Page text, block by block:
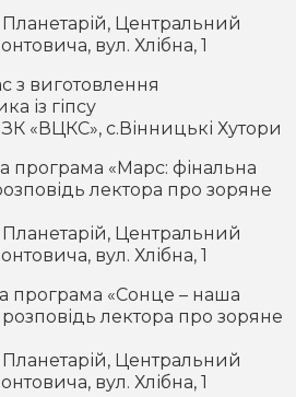
Центральний
вул. Хлібна, 1
з виготовлення
із гіпсу
«ВЦКС», с.Вінницькі Хутори
програма «Марс: фінальна
лектора про зоряне
Центральний
вул. Хлібна, 1
програма «Сонце – наша
лектора про зоряне
Центральний
вул. Хлібна, 1